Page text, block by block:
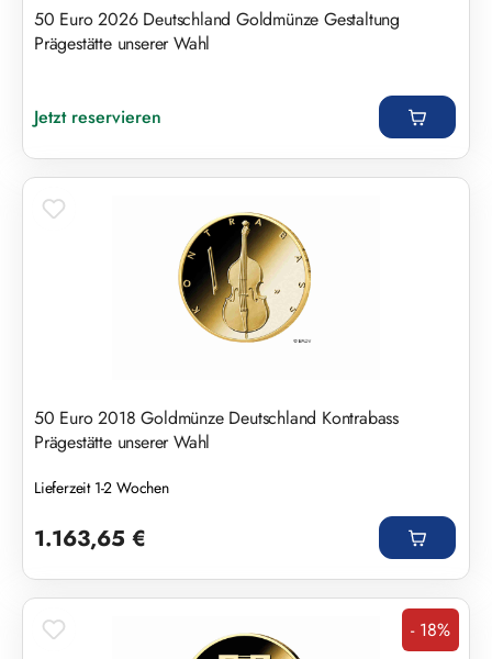
50 Euro 2026 Deutschland Goldmünze Gestaltung
Prägestätte unserer Wahl
Jetzt reservieren
50 Euro 2018 Goldmünze Deutschland Kontrabass
Prägestätte unserer Wahl
Lieferzeit 1-2 Wochen
1.163,65 €
Rabatt
- 18%